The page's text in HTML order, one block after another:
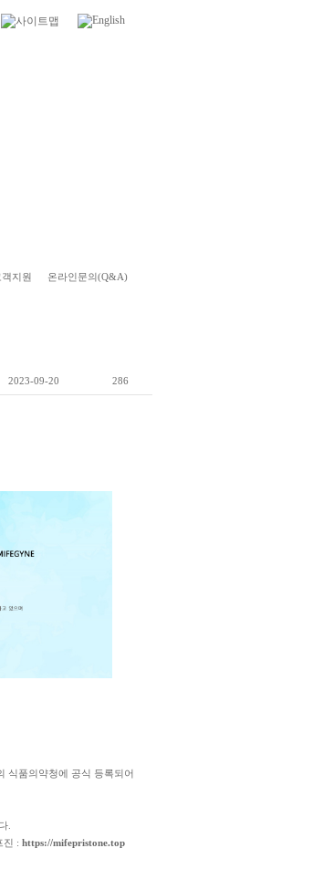
객지원 온라인문의(Q&A)
2023-09-20 286
식품의약청에 공식 등록되어
.
진 : https://mifepristone.top